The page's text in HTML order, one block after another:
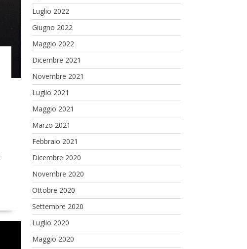
Luglio 2022
Giugno 2022
Maggio 2022
Dicembre 2021
Novembre 2021
Luglio 2021
Maggio 2021
Marzo 2021
Febbraio 2021
Dicembre 2020
Novembre 2020
Ottobre 2020
Settembre 2020
Luglio 2020
Maggio 2020